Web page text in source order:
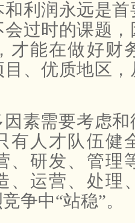
利润永远是
过时的课题
才能在做好财
、优质地区
因素需要考虑
有人才队伍健
、研发、管理
、运营、处理
争中“站稳”。